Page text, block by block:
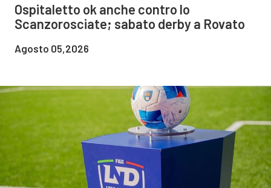
Ospitaletto ok anche contro lo
Scanzorosciate; sabato derby a Rovato
Agosto 05,2026